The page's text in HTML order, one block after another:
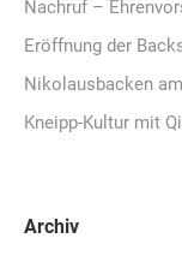
Nachruf –
Eröffnung der
Nikolausbacken
Kneipp-Kultur mit
Archiv